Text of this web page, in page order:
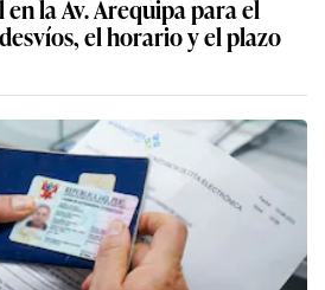
la Av. Arequipa para el
el horario y el plazo